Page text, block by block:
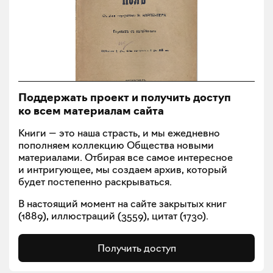
Поддержать проект и получить доступ
ко всем материалам сайта
Книги — это наша страсть, и мы ежедневно
пополняем коллекцию Общества новыми
материалами. Отбирая все самое интересное
и интригующее, мы создаем архив, который
будет постепенно раскрываться.
В настоящий момент на сайте закрытых книг
(1889), иллюстраций (3559), цитат (1730).
Получить доступ